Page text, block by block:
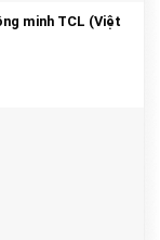
minh TCL (Việt